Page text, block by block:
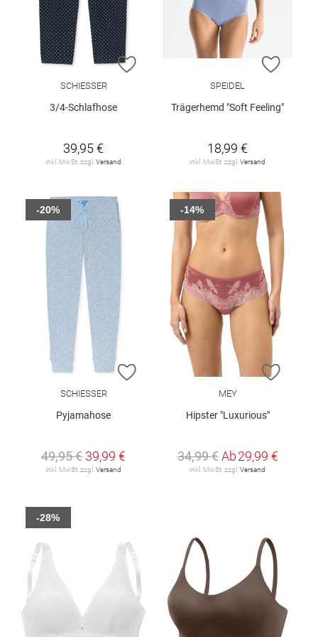
ZUR WUNSCHLISTE HINZUFÜGEN
SCHIESSER
3/4-Schlafhose
39,95 €
inkl. MwSt. zzgl. Versand
ZUR
SPEIDEL
Trägerhemd "Soft Feeling"
18,99 €
inkl. MwSt. zzgl. Versand
ZUR WUNSCHLISTE HINZUFÜGEN
SCHIESSER
Pyjamahose
49,95 € 39,99 €
inkl. MwSt. zzgl. Versand
-20%
ZUR
MEY
Hipster "Luxurious"
34,99 € Ab29,99 €
inkl. MwSt. zzgl. Versand
-14%
-28%